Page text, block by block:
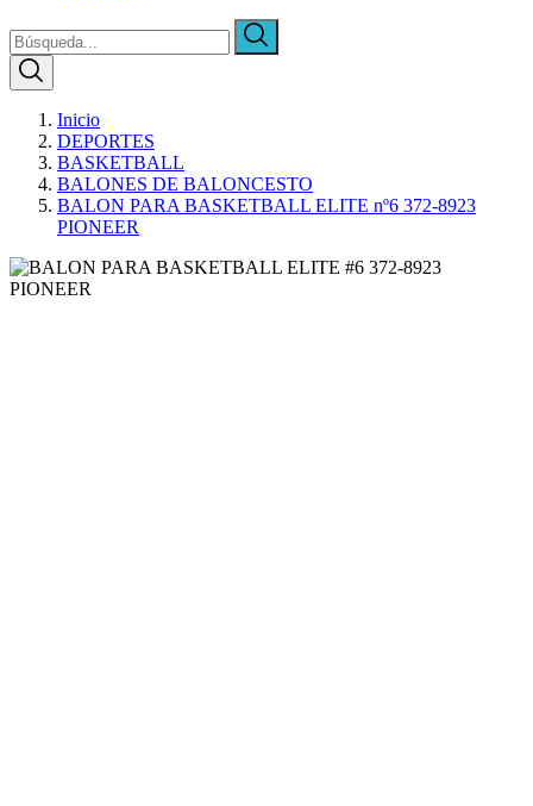
Inicio
DEPORTES
BASKETBALL
BALONES DE BALONCESTO
BALON PARA BASKETBALL ELITE nº6 372-8923
PIONEER